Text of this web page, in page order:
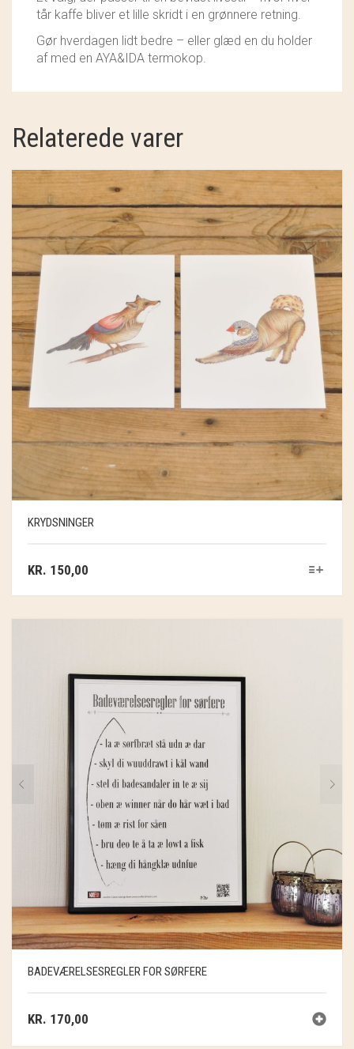
tår kaffe bliver et lille skridt i en grønnere retning.
Gør hverdagen lidt bedre – eller glæd en du holder
af med en AYA&IDA termokop.
Relaterede varer
KRYDSNINGER
KR. 150,00
BADEVÆRELSESREGLER FOR SØRFERE
KR. 170,00